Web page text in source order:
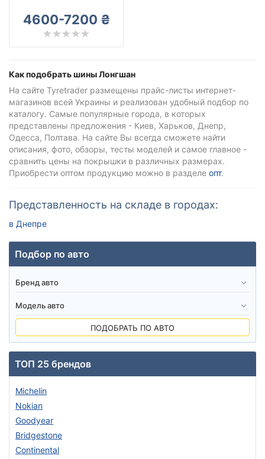
4600-7200 ₴
Как подобрать шины Лонгшан
На сайте Tyretrader размещены прайс-листы интернет-
магазинов всей Украины и реализован удобный подбор по
каталогу. Самые популярные города, в которых
представлены предложения - Киев, Харьков, Днепр,
Одесса, Полтава. На сайте Вы всегда сможете найти
описания, фото, обзоры, тесты моделей и самое главное -
сравнить цены на покрышки в различных размерах.
Приобрести оптом продукцию можно в разделе опт.
Представленность на складе в городах:
в Днепре
Все бренды
Тип транспортного средства
Сбросить Подобрать
Подбор по авто
ПОДОБРАТЬ ПО АВТО
ТОП 25 брендов
Michelin
Nokian
Goodyear
Bridgestone
Continental